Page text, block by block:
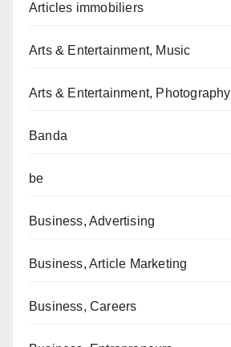
Articles immobiliers
Arts & Entertainment, Music
Arts & Entertainment, Photography
Banda
be
Business, Advertising
Business, Article Marketing
Business, Careers